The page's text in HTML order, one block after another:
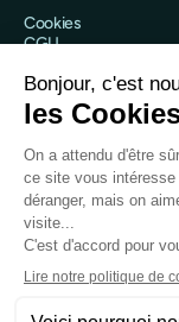
@Qileo 2025
Site web réalisé par
Cookies
CGU
Sécurité
Mentions légales
Qileo est le nom